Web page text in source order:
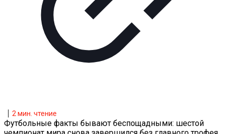
2 мин. чтение
Футбольные факты бывают беспощадными: шестой